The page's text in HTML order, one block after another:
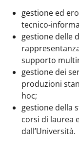
gestione ed
tecnico-
gestione delle
supporto
gestione dei
produzioni
hoc;
gestione della
corsi di laurea
dall’Università.